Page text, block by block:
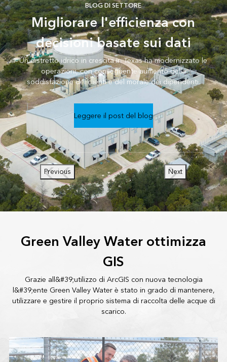
BLOG DI SETTORE
Migliorare l'efficienza con
decisioni basate sui dati
Un distretto idrico in crescita in Texas ha modernizzato le
operazioni, con conseguente aumento della
soddisfazione dei clienti e del morale dei dipendenti.
Leggere il post del blog
Previous Next
Green Valley Water ottimizza
GIS
Grazie all&#39;utilizzo di ArcGIS con nuova tecnologia
l&#39;ente Green Valley Water è stato in grado di mantenere,
utilizzare e gestire il proprio sistema di raccolta delle acque di
scarico.